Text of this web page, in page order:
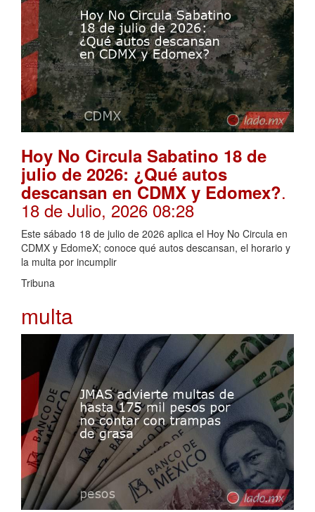
Hoy No Circula Sabatino 18 de
julio de 2026: ¿Qué autos
descansan en CDMX y Edomex?.
18 de Julio, 2026 08:28
Este sábado 18 de julio de 2026 aplica el Hoy No Circula en
CDMX y EdomeX; conoce qué autos descansan, el horario y
la multa por incumplir
Tribuna
multa